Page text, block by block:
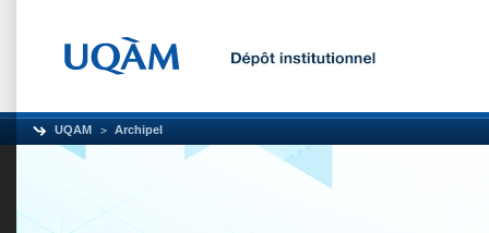
UQAM Archipel